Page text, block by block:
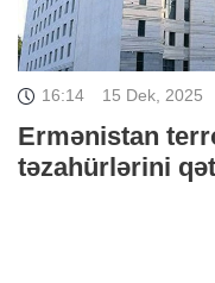
16:14 15 Dek, 2025
Ermənistan
təzahürlərini